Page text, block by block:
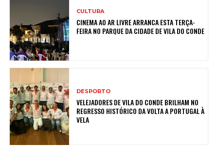
CULTURA
CINEMA AO AR LIVRE ARRANCA ESTA TERÇA-
FEIRA NO PARQUE DA CIDADE DE VILA DO CONDE
DESPORTO
VELEJADORES DE VILA DO CONDE BRILHAM NO
REGRESSO HISTÓRICO DA VOLTA A PORTUGAL À
VELA